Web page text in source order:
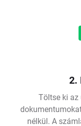
2.
Töltse ki az
nélkül. A